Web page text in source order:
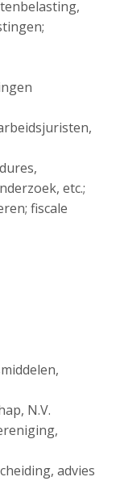
etc.;
fiscale
N.V.
advies